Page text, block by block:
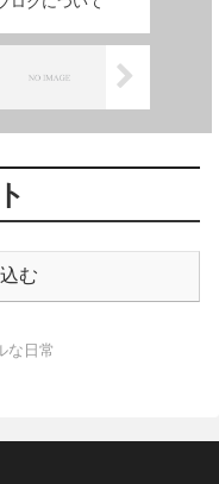
む
な日常